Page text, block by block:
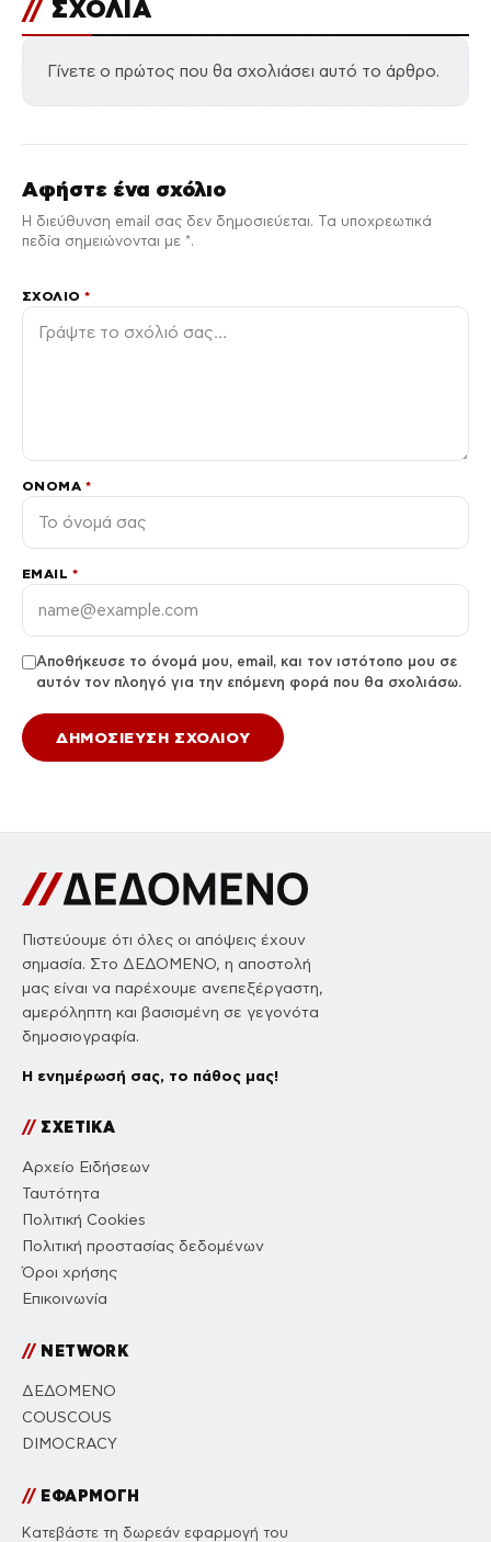
// ΣΧΟΛΙΑ
Γίνετε ο πρώτος που θα σχολιάσει αυτό το άρθρο.
Αφήστε ένα σχόλιο
Η διεύθυνση email σας δεν δημοσιεύεται. Τα υποχρεωτικά
πεδία σημειώνονται με *.
ΣΧΌΛΙΟ*
ΌΝΟΜΑ *
EMAIL *
Αποθήκευσε το όνομά μου, email, και τον ιστότοπο μου σε
αυτόν τον πλοηγό για την επόμενη φορά που θα σχολιάσω.
Πιστεύουμε ότι όλες οι απόψεις έχουν
σημασία. Στο ΔΕΔΟΜΕΝΟ, η αποστολή
μας είναι να παρέχουμε ανεπεξέργαστη,
αμερόληπτη και βασισμένη σε γεγονότα
δημοσιογραφία.
Η ενημέρωσή σας, το πάθος μας!
//ΣΧΕΤΙΚΑ
Αρχείο Ειδήσεων
Ταυτότητα
Πολιτική Cookies
Πολιτική προστασίας δεδομένων
Όροι χρήσης
Επικοινωνία
//NETWORK
ΔΕΔΟΜΕΝΟ
COUSCOUS
DIMOCRACY
//ΕΦΑΡΜΟΓΗ
Κατεβάστε τη δωρεάν εφαρμογή του